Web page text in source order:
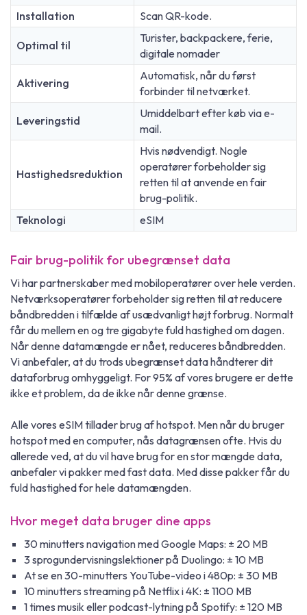
Installation
Scan QR-kode.
Optimal til
Turister, backpackere, ferie,
digitale nomader
Aktivering
Automatisk, når du først
forbinder til netværket.
Leveringstid
Umiddelbart efter køb via e-
mail.
Hastighedsreduktion
Hvis nødvendigt. Nogle
operatører forbeholder sig
retten til at anvende en fair
brug-politik.
Teknologi
eSIM
Fair brug-politik for ubegrænset data
Vi har partnerskaber med mobiloperatører over hele verden.
Netværksoperatører forbeholder sig retten til at reducere
båndbredden i tilfælde af usædvanligt højt forbrug. Normalt
får du mellem en og tre gigabyte fuld hastighed om dagen.
Når denne datamængde er nået, reduceres båndbredden.
Vi anbefaler, at du trods ubegrænset data håndterer dit
dataforbrug omhyggeligt. For 95% af vores brugere er dette
ikke et problem, da de ikke når denne grænse.
Alle vores eSIM tillader brug af hotspot. Men når du bruger
hotspot med en computer, nås datagrænsen ofte. Hvis du
allerede ved, at du vil have brug for en stor mængde data,
anbefaler vi pakker med fast data. Med disse pakker får du
fuld hastighed for hele datamængden.
Hvor meget data bruger dine apps
30 minutters navigation med Google Maps: ± 20 MB
3 sprogundervisningslektioner på Duolingo: ± 10 MB
At se en 30-minutters YouTube-video i 480p: ± 30 MB
10 minutters streaming på Netflix i 4K: ± 1100 MB
1 times musik eller podcast-lytning på Spotify: ± 120 MB